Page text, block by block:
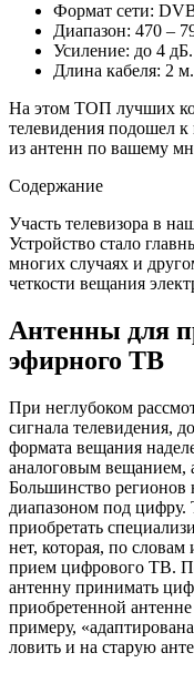
Формат сети:
Диапазон: 470 –
Усиление: до 4 дБ.
Длина кабеля: 2 м.
На этом ТОП лучших
телевидения подошел
из антенн по вашему
Содержание
Участь телевизора в
Устройство стало
многих случаях и
четкости вещания
Антенны для
эфирного ТВ
При неглубоком
сигнала телевидения,
формата вещания
аналоговым вещанием,
Большинство
диапазоном под цифру.
приобретать
нет, которая, по словам
прием цифрового ТВ.
антенну принимать
приобретенной
примеру,
ловить и на старую